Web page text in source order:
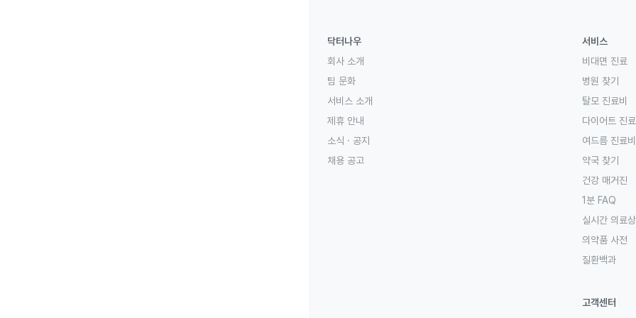
닥터나우
회사 소개
팀 문화
서비스 소개
제휴 안내
소식 · 공지
채용 공고
서비스
비대면 진료
병원 찾기
탈모 진료비
다이어트 진료
여드름 진료비
약국 찾기
건강 매거진
1분 FAQ
실시간 의료
의약품 사전
질환백과
고객센터